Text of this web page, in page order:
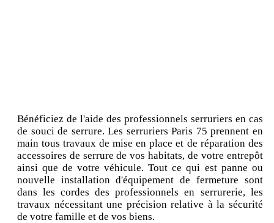
Bénéficiez de l'aide des professionnels serruriers en cas
de souci de serrure. Les serruriers Paris 75 prennent en
main tous travaux de mise en place et de réparation des
accessoires de serrure de vos habitats, de votre entrepôt
ainsi que de votre véhicule. Tout ce qui est panne ou
nouvelle installation d'équipement de fermeture sont
dans les cordes des professionnels en serrurerie, les
travaux nécessitant une précision relative à la sécurité
de votre famille et de vos biens.